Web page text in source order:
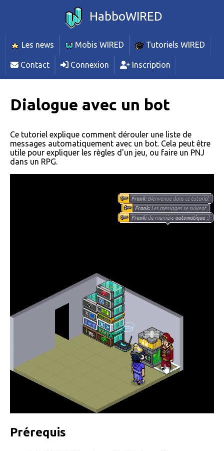
HabboWIRED
Les news Mobis WIRED Tutoriels WIRED
Contact Connexion Inscription
Dialogue avec un bot
Ce tutoriel explique comment dérouler une liste de
messages automatiquement avec un bot. Cela peut être
utile pour expliquer les règles d'un jeu, ou faire un PNJ
dans un RPG.
Prérequis